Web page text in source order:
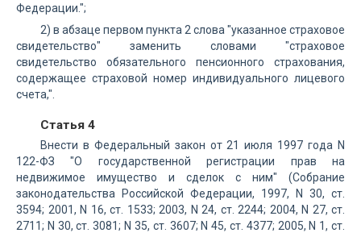
Федерации.";
2) в абзаце первом пункта 2 слова "указанное страховое
свидетельство" заменить словами "страховое
свидетельство обязательного пенсионного страхования,
содержащее страховой номер индивидуального лицевого
счета,".
Статья 4
Внести в Федеральный закон от 21 июля 1997 года N
122-ФЗ "О государственной регистрации прав на
недвижимое имущество и сделок с ним" (Собрание
законодательства Российской Федерации, 1997, N 30, ст.
3594; 2001, N 16, ст. 1533; 2003, N 24, ст. 2244; 2004, N 27, ст.
2711; N 30, ст. 3081; N 35, ст. 3607; N 45, ст. 4377; 2005, N 1, ст.